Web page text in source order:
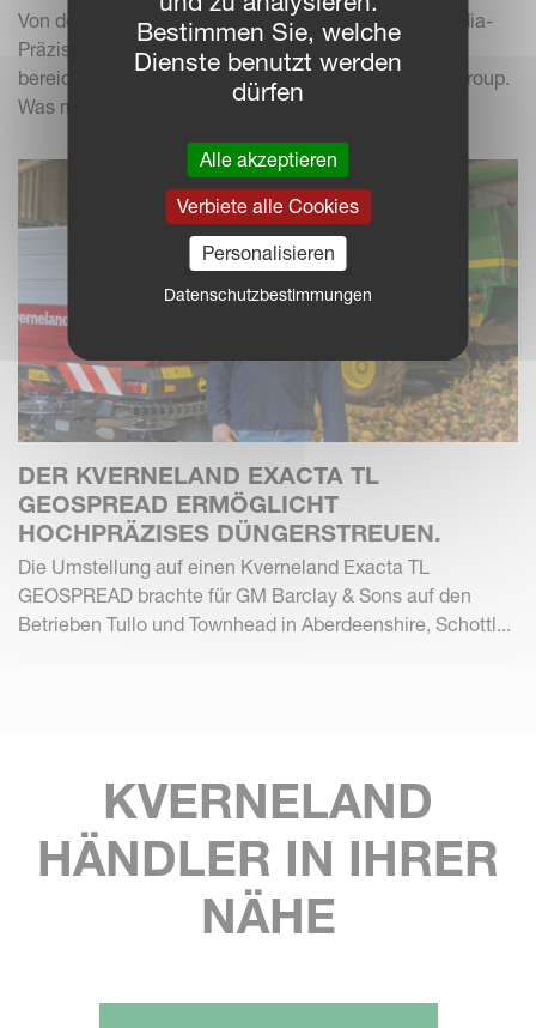
Von der Übernahme bis zur Produktion war der Arcadia-
Präzisionsstriegel ein bedeutendes
bereichsübergreifendes Projekt für die Kverneland Group.
Was mit...
DER KVERNELAND EXACTA TL
GEOSPREAD ERMÖGLICHT
HOCHPRÄZISES DÜNGERSTREUEN.
Die Umstellung auf einen Kverneland Exacta TL
GEOSPREAD brachte für GM Barclay & Sons auf den
Betrieben Tullo und Townhead in Aberdeenshire, Schottl...
KVERNELAND
HÄNDLER IN IHRER
NÄHE
Bestimmen Sie, welche
Dienste benutzt werden
dürfen
Alle akzeptieren
Verbiete alle Cookies
Personalisieren
Datenschutzbestimmungen